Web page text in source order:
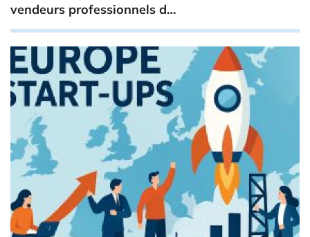
vendeurs professionnels d…